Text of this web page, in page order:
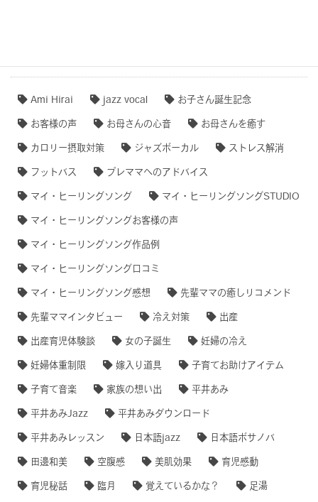
Ami Hirai jazz vocal お子さん誕生記念
お客様の声 お母さんの心音 お母さんを癒す
カロリー摂取対策 ジャズボーカル ストレス解消
フットバス プレママへのアドバイス
マイ・ヒーリングソング マイ・ヒーリングソングSTUDIO
マイ・ヒーリングソングお客様の声
マイ・ヒーリングソング作品例
マイ・ヒーリングソング口コミ
マイ・ヒーリングソング感想 先輩ママの癒しリコメンド
先輩ママインタビュー 冷え対策 出産
出産育児体験談 女の子誕生 妊婦の冷え
妊婦体重制限 嫁入り道具 子育てお助けアイテム
子育て音楽 家族の想い出 平井あみ
平井あみJazz 平井あみダウンロード
平井あみレッスン 日本語jazz 日本語ボサノバ
田邊和美 空腹感 美肌効果 育児感動
育児秘話 臨月 覚えているかな？ 足湯